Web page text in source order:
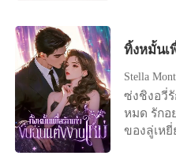
แห่งอาณ
และหาย
ต้นชีวิตใ
เพื่อตัวเอง
ถูกย่ำยีในห้
หาสามีด้
ด่าว่าฉันส
ร้องความส
ถึงได้รู้ว่
เขาเป็นค
ทิ้งหมั้นเ
Stella
ซ่งชิงอวี่
หมด รักอ
ของลู่เห